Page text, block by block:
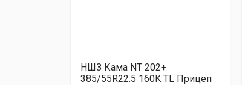
НШЗ Кама NT 202+
385/55R22.5 160K TL Прицеп